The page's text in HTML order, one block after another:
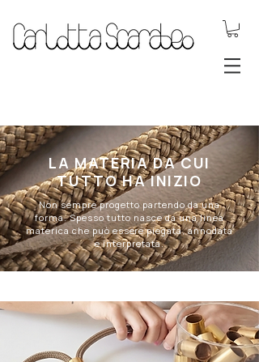
LA MATERIA DA CUI
TUTTO HA INIZIO
Non sempre progetto partendo da una
forma. Spesso tutto nasce da una linea
materica che può essere piegata, annodata
e interpretata.